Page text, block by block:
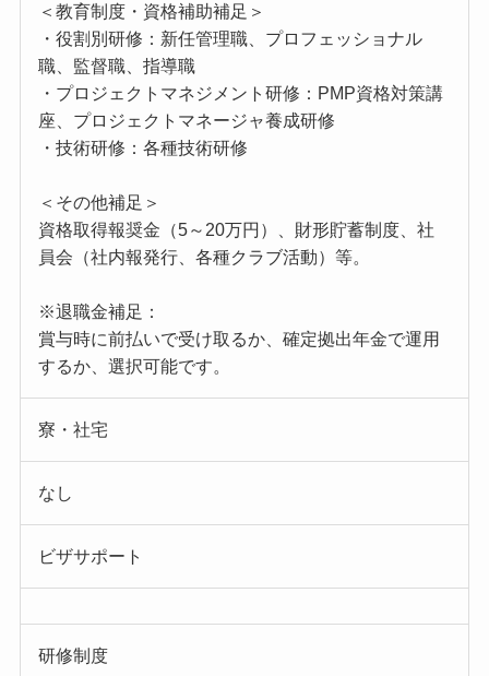
＜教育制度・資格補助補足＞
・役割別研修：新任管理職、プロフェッショナル
職、監督職、指導職
・プロジェクトマネジメント研修：PMP資格対策講
座、プロジェクトマネージャ養成研修
・技術研修：各種技術研修
＜その他補足＞
資格取得報奨金（5～20万円）、財形貯蓄制度、社
員会（社内報発行、各種クラブ活動）等。
※退職金補足：
賞与時に前払いで受け取るか、確定拠出年金で運用
するか、選択可能です。
寮・社宅
なし
ビザサポート
研修制度